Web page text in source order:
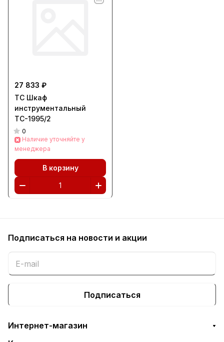
27 833 ₽
ТС Шкаф
инструментальный
ТС-1995/2
0
Наличие уточняйте у
менеджера
В корзину
Подписаться на новости и акции
Подписаться
Интернет-магазин